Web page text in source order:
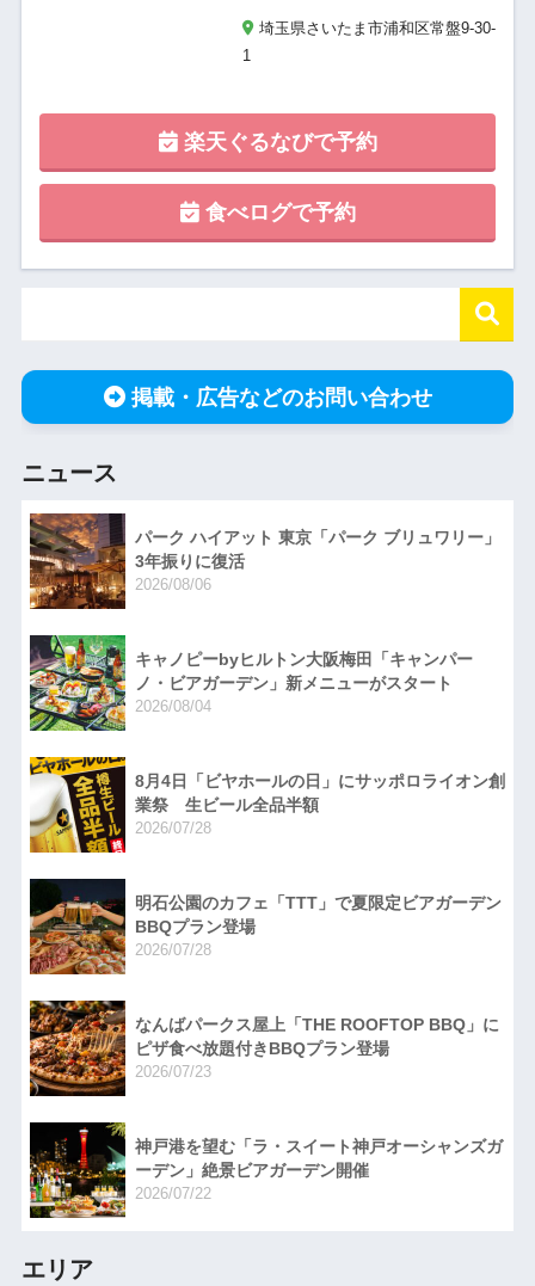
埼玉県さいたま市浦和区常盤9-30-
1
楽天ぐるなびで予約
食べログで予約
掲載・広告などのお問い合わせ
ニュース
パーク ハイアット 東京「パーク ブリュワリー」
3年振りに復活
2026/08/06
キャノピーbyヒルトン大阪梅田「キャンパー
ノ・ビアガーデン」新メニューがスタート
2026/08/04
8月4日「ビヤホールの日」にサッポロライオン創
業祭 生ビール全品半額
2026/07/28
明石公園のカフェ「TTT」で夏限定ビアガーデン
BBQプラン登場
2026/07/28
なんばパークス屋上「THE ROOFTOP BBQ」に
ピザ食べ放題付きBBQプラン登場
2026/07/23
神戸港を望む「ラ・スイート神戸オーシャンズガ
ーデン」絶景ビアガーデン開催
2026/07/22
エリア